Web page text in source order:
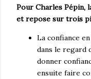
Pour Charles Pépin,
et repose sur trois
La confiance
dans le regard
donner
ensuite faire